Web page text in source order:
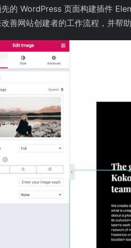
的 WordPress 页面构建插件
善网站创建者的工作流程，并帮